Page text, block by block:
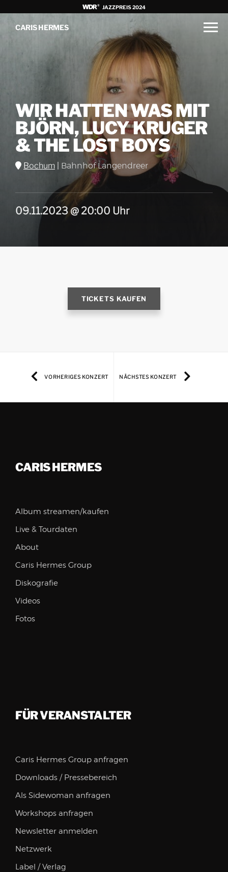
JAZZPREIS 2024
CARIS HERMES
WIR HATTEN WAS MIT
BJÖRN, LUCY KRUGER
& THE LOST BOYS
Bochum Bahnhof Langendreer
09.11.2023 @ 20:00 Uhr
TICKETS KAUFEN
VORHERIGES KONZERT NÄCHSTES KONZERT
CARIS HERMES
Album streamen/kaufen
Live & Tourdaten
About
Caris Hermes Group
Diskografie
Videos
Fotos
FÜR VERANSTALTER
Caris Hermes Group anfragen
Downloads / Pressebereich
Als Sidewoman anfragen
Workshops anfragen
Newsletter anmelden
Netzwerk
Label / Verlag